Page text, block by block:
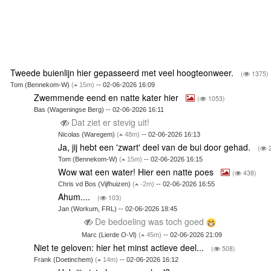
Tweede buienlijn hier gepasseerd met veel hoogteonweer. ( 1375)
Tom (Bennekom-W) ( 15m) -- 02-06-2026 16:09
Zwemmende eend en natte kater hier ( 1053)
Bas (Wageningse Berg) -- 02-06-2026 16:11
Dat ziet er stevig uit!
Nicolas (Waregem) ( 48m) -- 02-06-2026 16:13
Ja, jij hebt een 'zwart' deel van de bui door gehad. (
Tom (Bennekom-W) ( 15m) -- 02-06-2026 16:15
Wow wat een water! Hier een natte poes ( 438)
Chris vd Bos (Vijfhuizen) ( -2m) -- 02-06-2026 16:55
Ahum.... ( 103)
Jan (Workum, FRL) -- 02-06-2026 18:45
De bedoeling was toch goed
Marc (Lierde O-Vl)( 45m) -- 02-06-2026 21:09
Niet te geloven: hier het minst actieve deel... ( 508)
Frank (Doetinchem)( 14m) -- 02-06-2026 16:12